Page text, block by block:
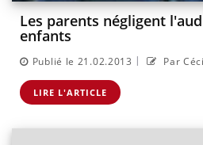
Les parents négligent
enfants
Publié le 21.02.2013 | Par
LIRE L'ARTICLE